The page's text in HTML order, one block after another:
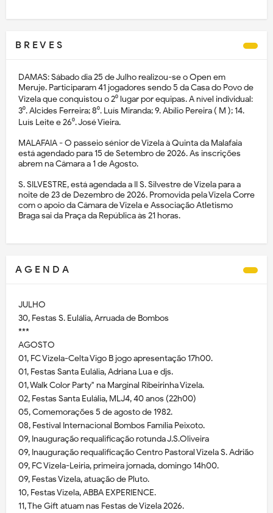
B R E V E S
DAMAS: Sábado dia 25 de Julho realizou-se o Open em
Meruje. Participaram 41 jogadores sendo 5 da Casa do Povo de
Vizela que conquistou o 2⁰ lugar por equipas. A nível individual:
3⁰. Alcides Ferreira; 8⁰. Luís Miranda; 9. Abílio Pereira ( M ); 14.
Luís Leite e 26⁰. José Vieira.
MALAFAIA - O passeio sénior de Vizela à Quinta da Malafaia
está agendado para 15 de Setembro de 2026. As inscrições
abrem na Câmara a 1 de Agosto.
S. SILVESTRE, está agendada a II S. Silvestre de Vizela para a
noite de 23 de Dezembro de 2026. Promovida pela Vizela Corre
com o apoio da Câmara de Vizela e Associação Atletismo
Braga sai da Praça da República às 21 horas.
A G E N D A
JULHO
30, Festas S. Eulália, Arruada de Bombos
***
AGOSTO
01, FC Vizela-Celta Vigo B jogo apresentação 17h00.
01, Festas Santa Eulália, Adriana Lua e djs.
01, Walk Color Party" na Marginal Ribeirinha Vizela.
02, Festas Santa Eulália, MLJ4, 40 anos (22h00)
05, Comemorações 5 de agosto de 1982.
08, Festival Internacional Bombos Família Peixoto.
09, Inauguração requalificação rotunda J.S.Oliveira
09, Inauguração requalificação Centro Pastoral Vizela S. Adrião
09, FC Vizela-Leiria, primeira jornada, domingo 14h00.
09, Festas Vizela, atuação de Pluto.
10, Festas Vizela, ABBA EXPERIENCE.
11, The Gift atuam nas Festas de Vizela 2026.